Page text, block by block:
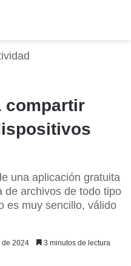
compartir
una aplicación gratuita
de archivos de todo tipo
es muy sencillo, válido
de 2024 3 minutos de lectura